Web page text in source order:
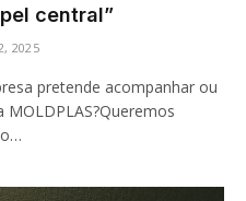
central”
2025
pretende acompanhar ou